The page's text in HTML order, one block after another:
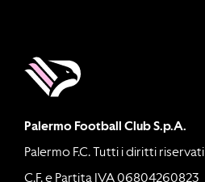
Palermo Football Club S.p.A.
Palermo F.C. Tutti i diritti riservati
C.F. e Partita IVA 06804260823